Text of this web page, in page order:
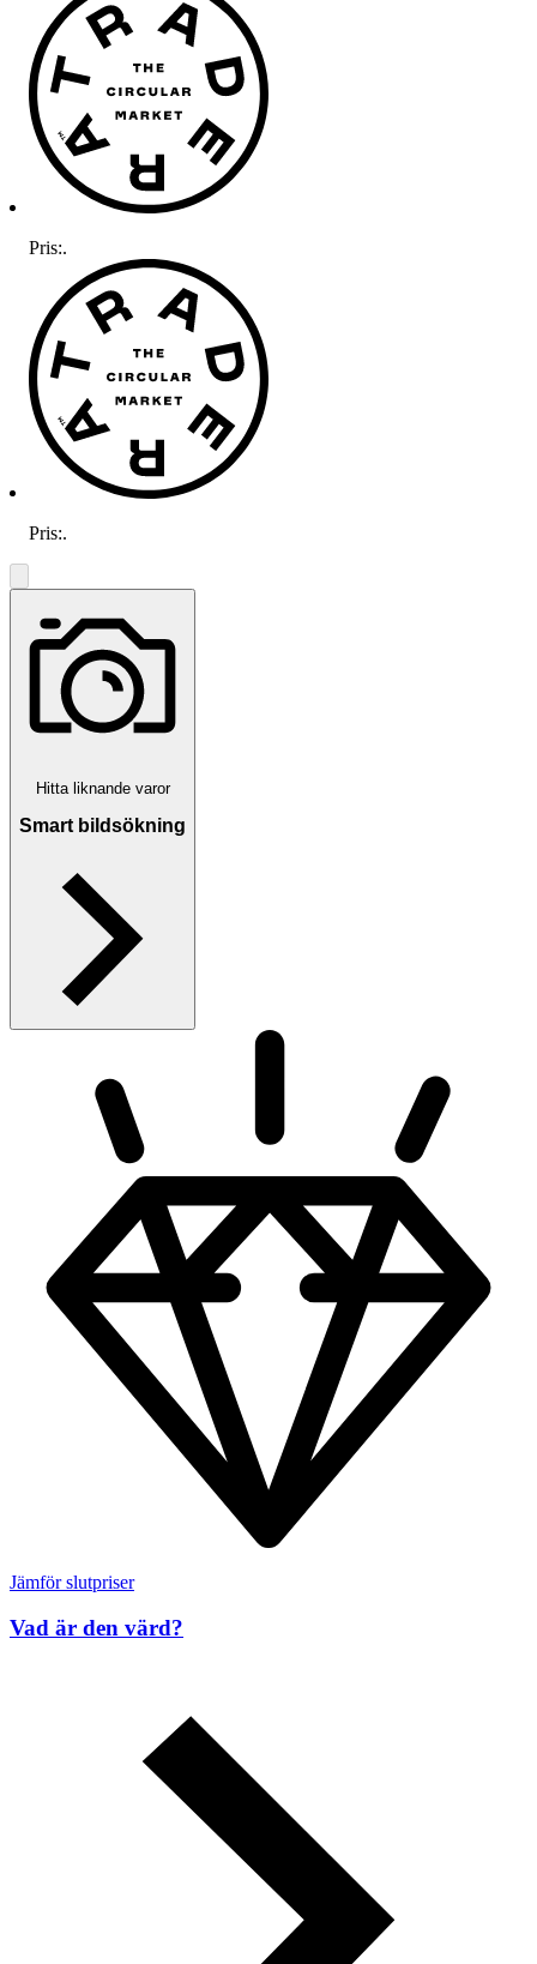
Pris:.
Pris:.
Hitta liknande varor
Smart bildsökning
Jämför slutpriser
Vad är den värd?